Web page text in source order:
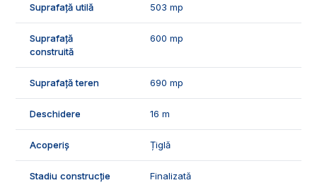
ID Exclusiv - 2231086
Suprafață utilă 503 mp
Suprafață
construită
600 mp
Suprafață teren 690 mp
Deschidere 16 m
Acoperiș Țiglă
Stadiu construcție Finalizată